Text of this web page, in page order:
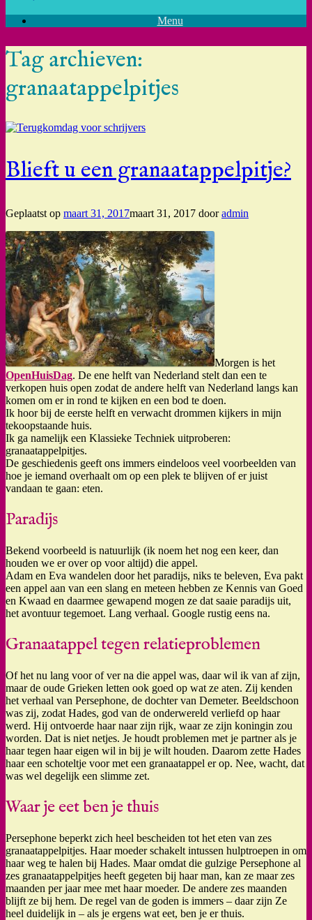
Menu
Tag archieven:
granaatappelpitjes
Blieft u een granaatappelpitje?
Geplaatst op maart 31, 2017maart 31, 2017 dooradmin
Morgen is het
OpenHuisDag. De ene helft van Nederland stelt dan een te
verkopen huis open zodat de andere helft van Nederland langs kan
komen om er in rond te kijken en een bod te doen.
Ik hoor bij de eerste helft en verwacht drommen kijkers in mijn
tekoopstaande huis.
Ik ga namelijk een Klassieke Techniek uitproberen:
granaatappelpitjes.
De geschiedenis geeft ons immers eindeloos veel voorbeelden van
hoe je iemand overhaalt om op een plek te blijven of er juist
vandaan te gaan: eten.
Paradijs
Bekend voorbeeld is natuurlijk (ik noem het nog een keer, dan
houden we er over op voor altijd) die appel.
Adam en Eva wandelen door het paradijs, niks te beleven, Eva pakt
een appel aan van een slang en meteen hebben ze Kennis van Goed
en Kwaad en daarmee gewapend mogen ze dat saaie paradijs uit,
het avontuur tegemoet. Lang verhaal. Google rustig eens na.
Granaatappel tegen relatieproblemen
Of het nu lang voor of ver na die appel was, daar wil ik van af zijn,
maar de oude Grieken letten ook goed op wat ze aten. Zij kenden
het verhaal van Persephone, de dochter van Demeter. Beeldschoon
was zij, zodat Hades, god van de onderwereld verliefd op haar
werd. Hij ontvoerde haar naar zijn rijk, waar ze zijn koningin zou
worden. Dat is niet netjes. Je houdt problemen met je partner als je
haar tegen haar eigen wil in bij je wilt houden. Daarom zette Hades
haar een schoteltje voor met een granaatappel er op. Nee, wacht, dat
was wel degelijk een slimme zet.
Waar je eet ben je thuis
Persephone beperkt zich heel bescheiden tot het eten van zes
granaatappelpitjes. Haar moeder schakelt intussen hulptroepen in om
haar weg te halen bij Hades. Maar omdat die gulzige Persephone al
zes granaatappelpitjes heeft gegeten bij haar man, kan ze maar zes
maanden per jaar mee met haar moeder. De andere zes maanden
blijft ze bij hem. De regel van de goden is immers – daar zijn Ze
heel duidelijk in – als je ergens wat eet, ben je er thuis.